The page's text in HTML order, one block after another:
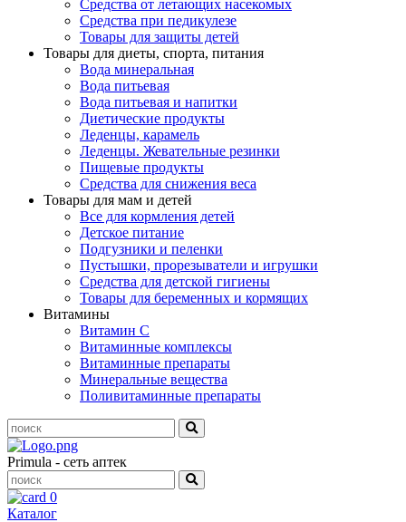
Средства от летающих насекомых
Средства при педикулезе
Товары для защиты детей
Товары для диеты, спорта, питания
Вода минеральная
Вода питьевая
Вода питьевая и напитки
Диетические продукты
Леденцы, карамель
Леденцы. Жевательные резинки
Пищевые продукты
Средства для снижения веса
Товары для мам и детей
Все для кормления детей
Детское питание
Подгузники и пеленки
Пустышки, прорезыватели и игрушки
Средства для детской гигиены
Товары для беременных и кормящих
Витамины
Витамин С
Витаминные комплексы
Витаминные препараты
Минеральные вещества
Поливитаминные препараты
Primula - сеть аптек
0
Каталог